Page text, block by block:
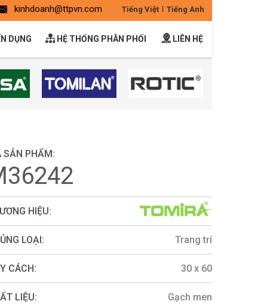
kinhdoanh@ttpvn.com Tiếng Việt Tiếng Anh
DỤNG HỆ THỐNG PHÂN PHỐI LIÊN HỆ
SẢN PHẨM:
HIỆU:
LOẠI: Trang trí
CÁCH: 30 x 60
LIỆU: Gạch men